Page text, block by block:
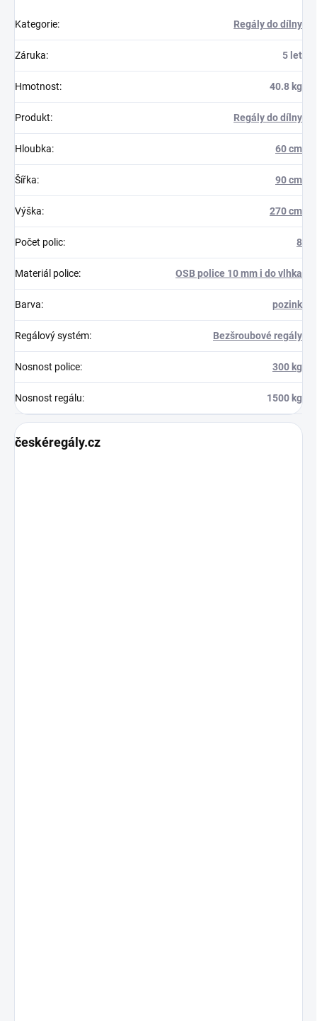
Kategorie: Regály do dílny
Záruka: 5 let
Hmotnost: 40.8 kg
Produkt: Regály do dílny
Hloubka: 60 cm
Šířka: 90 cm
Výška: 270 cm
Počet polic: 8
Materiál police: OSB police 10 mm i do vlhka
Barva: pozink
Regálový systém: Bezšroubové regály
Nosnost police: 300 kg
Nosnost regálu: 1500 kg
českéregály.cz